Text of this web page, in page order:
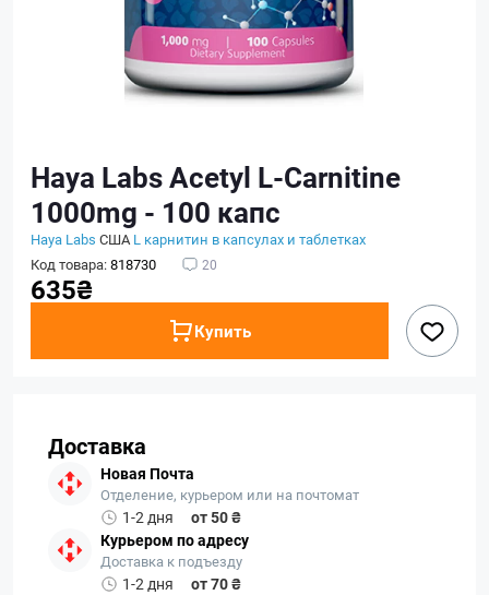
Haya Labs Acetyl L-Carnitine
1000mg - 100 капс
Haya Labs США L карнитин в капсулах и таблетках
Код товара:818730 20
635₴
Купить
Доставка
Новая Почта
Отделение, курьером или на почтомат
1-2 дня
от 50 ₴
Курьером по адресу
Доставка к подъезду
1-2 дня
от 70 ₴